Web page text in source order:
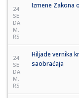
24
SE
DA
M.
RS
Izmene Zakona
24
SE
DA
M.
RS
Hiljade vernika
saobraćaja